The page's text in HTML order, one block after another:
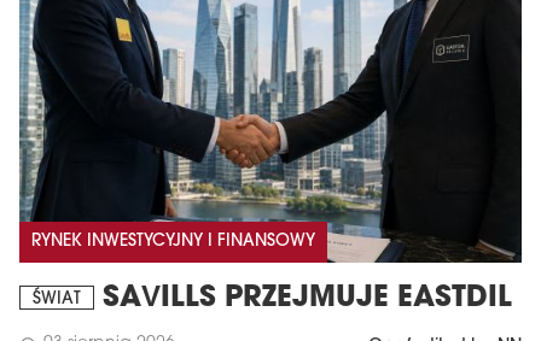
RYNEK INWESTYCYJNY I FINANSOWY
ŚWIAT SAVILLS PRZEJMUJE EASTDIL